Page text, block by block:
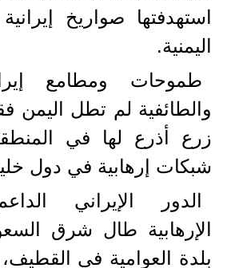
استهدفتها صواريخ
اليمنية.
طموحات ومطامع
والطائفية لم تطل اليمن
زرع أذرع لها في
شبكات إرهابية في دول
الدور الإيراني
الإرهابية طال شرق
بلدة العوامية في